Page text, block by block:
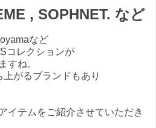
, SOPHNET. など
など
コレクションが
すね。
がるブランドもあり
イテムをご紹介させていただき